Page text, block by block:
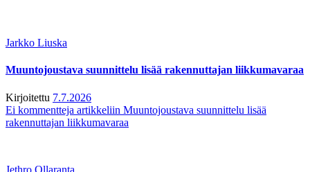
Jarkko Liuska
Muuntojoustava suunnittelu lisää rakennuttajan liikkumavaraa
Kirjoitettu 7.7.2026
Ei kommentteja artikkeliin Muuntojoustava suunnittelu lisää
rakennuttajan liikkumavaraa
Jethro Ollaranta